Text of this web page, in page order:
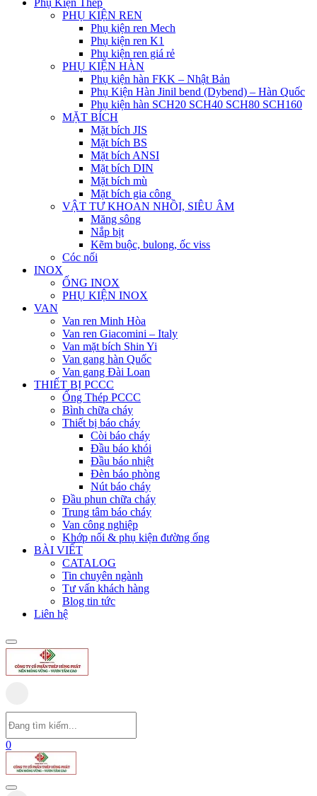
Phụ Kiện Thép
PHỤ KIỆN REN
Phụ kiện ren Mech
Phụ kiện ren K1
Phụ kiện ren giá rẻ
PHỤ KIỆN HÀN
Phụ kiện hàn FKK – Nhật Bản
Phụ Kiện Hàn Jinil bend (Dybend) – Hàn Quốc
Phụ kiện hàn SCH20 SCH40 SCH80 SCH160
MẶT BÍCH
Mặt bích JIS
Mặt bích BS
Mặt bích ANSI
Mặt bích DIN
Mặt bích mù
Mặt bích gia công
VẬT TƯ KHOAN NHỒI, SIÊU ÂM
Măng sông
Nắp bịt
Kẽm buộc, bulong, ốc viss
Cóc nối
INOX
ỐNG INOX
PHỤ KIỆN INOX
VAN
Van ren Minh Hòa
Van ren Giacomini – Italy
Van mặt bích Shin Yi
Van gang hàn Quốc
Van gang Đài Loan
THIẾT BỊ PCCC
Ống Thép PCCC
Bình chữa cháy
Thiết bị báo cháy
Còi báo cháy
Đầu báo khói
Đầu báo nhiệt
Đèn báo phòng
Nút báo cháy
Đầu phun chữa cháy
Trung tâm báo cháy
Van công nghiệp
Khớp nối & phụ kiện đường ống
BÀI VIẾT
CATALOG
Tin chuyên ngành
Tư vấn khách hàng
Blog tin tức
Liên hệ
0